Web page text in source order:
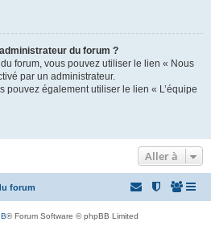
du forum ?
forum, vous pouvez utiliser le lien « Nous
par un administrateur.
pouvez également utiliser le lien « L’équipe
Aller à
forum
® Forum Software © phpBB Limited